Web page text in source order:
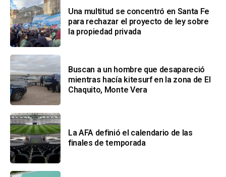
Una multitud se concentró en Santa Fe
para rechazar el proyecto de ley sobre
la propiedad privada
Buscan a un hombre que desapareció
mientras hacía kitesurf en la zona de El
Chaquito, Monte Vera
La AFA definió el calendario de las
finales de temporada